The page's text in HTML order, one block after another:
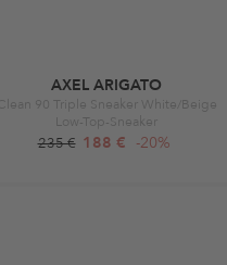
AXEL ARIGATO
Clean 90 Triple Sneaker White/Beige
Low-Top-Sneaker
235 € 188 € -20%